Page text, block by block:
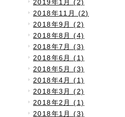
2019年1月 (2)
2018年11月 (2)
2018年9月 (2)
2018年8月 (4)
2018年7月 (3)
2018年6月 (1)
2018年5月 (3)
2018年4月 (1)
2018年3月 (2)
2018年2月 (1)
2018年1月 (3)